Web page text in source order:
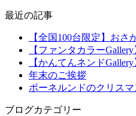
最近の記事
【全国100台限定】お
【ファンタカラーGallery
【かんてんネンドGallery
年末のご挨拶
ボーネルンドのクリスマ
ブログカテゴリー